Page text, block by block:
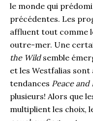
le monde qui
précédentes. Les
affluent tout comme
outre-mer. Une
the Wildsemble
et les Westfalias sont
tendances Peace and
plusieurs! Alors que
multiplient les choix,